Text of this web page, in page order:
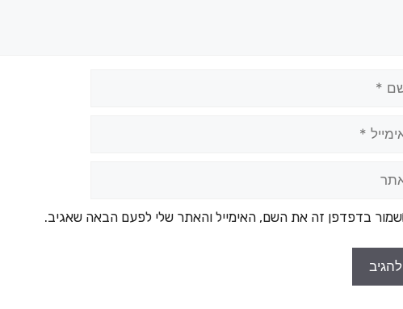
שמור בדפדפן זה את השם, האימייל והאתר שלי לפעם הבאה שאגיב.